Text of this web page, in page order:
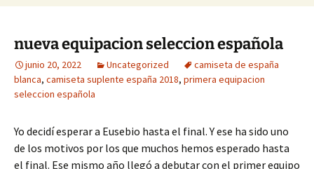
nueva equipacion seleccion española
junio 20, 2022 Uncategorized
camiseta de españa
blanca, camiseta suplente españa 2018, primera equipacion
seleccion española
Yo decidí esperar a Eusebio hasta el final. Y ese ha sido uno
de los motivos por los que muchos hemos esperado hasta
el final. Ese mismo año llegó a debutar con el primer equipo